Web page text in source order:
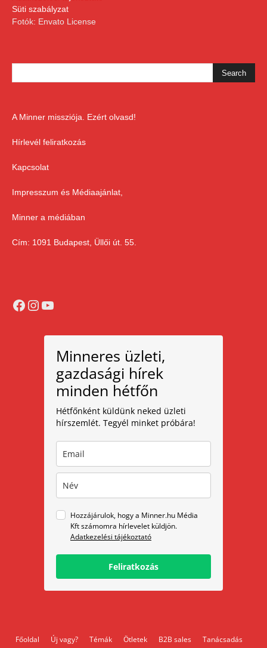
Süti szabályzat
Fotók: Envato License
A Minner missziója. Ezért olvasd!
Hírlevél feliratkozás
Kapcsolat
Impresszum és Médiaajánlat,
Minner a médiában
Cím: 1091 Budapest, Üllői út. 55.
Facebook
Instagram
YouTube
Minneres üzleti,
gazdasági hírek
minden hétfőn
Hétfőnként küldünk neked üzleti
hírszemlét. Tegyél minket próbára!
Hozzájárulok, hogy a Minner.hu Média
Kft számomra hírlevelet küldjön.
Adatkezelési tájékoztató
Feliratkozás
Főoldal Új vagy? Témák Ötletek B2B sales
Tanácsadás